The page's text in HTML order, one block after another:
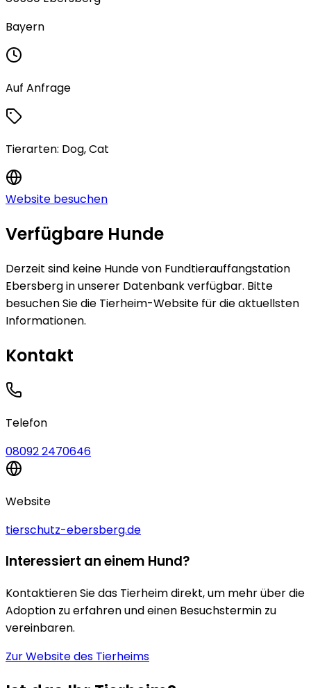
Bayern
Auf Anfrage
Tierarten: Dog, Cat
Website besuchen
Verfügbare Hunde
Derzeit sind keine Hundevon Fundtierauffangstation
Ebersbergin unserer Datenbank verfügbar. Bitte
besuchen Sie die Tierheim-Website für die aktuellsten
Informationen.
Kontakt
Telefon
08092 2470646
Website
tierschutz-ebersberg.de
Interessiert an einem Hund?
Kontaktieren Sie das Tierheim direkt, um mehr über die
Adoption zu erfahren und einen Besuchstermin zu
vereinbaren.
Zur Website des Tierheims